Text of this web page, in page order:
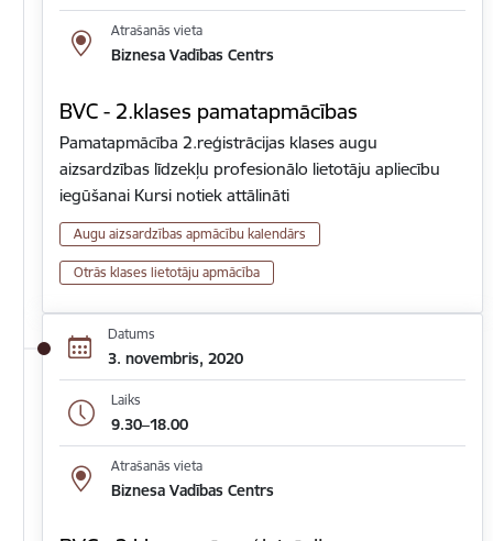
Atrašanās vieta
Biznesa Vadības Centrs
BVC - 2.klases pamatapmācības
Pamatapmācība 2.reģistrācijas klases augu
aizsardzības līdzekļu profesionālo lietotāju apliecību
iegūšanai Kursi notiek attālināti
Augu aizsardzības apmācību kalendārs
Otrās klases lietotāju apmācība
Datums
3. novembris, 2020
Laiks
9.30–18.00
Atrašanās vieta
Biznesa Vadības Centrs